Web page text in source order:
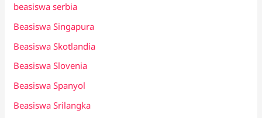
beasiswa serbia
Beasiswa Singapura
Beasiswa Skotlandia
Beasiswa Slovenia
Beasiswa Spanyol
Beasiswa Srilangka